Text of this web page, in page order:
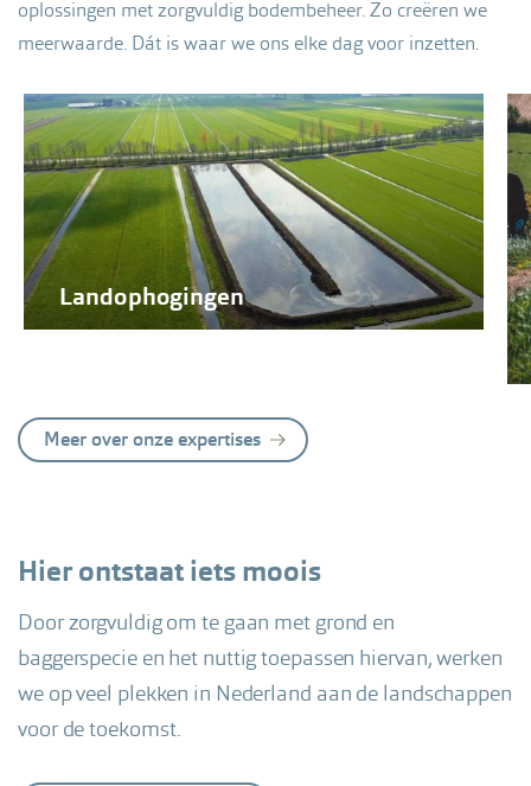
oplossingen met zorgvuldig bodembeheer. Zo creëren we
meerwaarde. Dát is waar we ons elke dag voor inzetten.
Landophogingen
Meer over onze expertises
Hier ontstaat iets moois
Door zorgvuldig om te gaan met grond en
baggerspecie en het nuttig toepassen hiervan, werken
we op veel plekken in Nederland aan de landschappen
voor de toekomst.